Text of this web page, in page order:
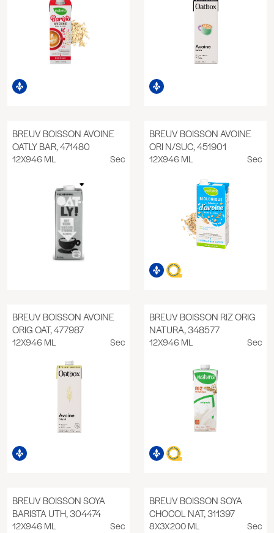
BREUV BOISSON AVOINE
OATLY BAR, 471480
12X946 ML Sec
BREUV BOISSON AVOINE
ORI N/SUC, 451901
12X946 ML Sec
BREUV BOISSON AVOINE
ORIG OAT, 477987
12X946 ML Sec
BREUV BOISSON RIZ ORIG
NATURA, 348577
12X946 ML Sec
BREUV BOISSON SOYA
BARISTA UTH, 304474
12X946 ML Sec
BREUV BOISSON SOYA
CHOCOL NAT, 311397
8X3X200 ML Sec